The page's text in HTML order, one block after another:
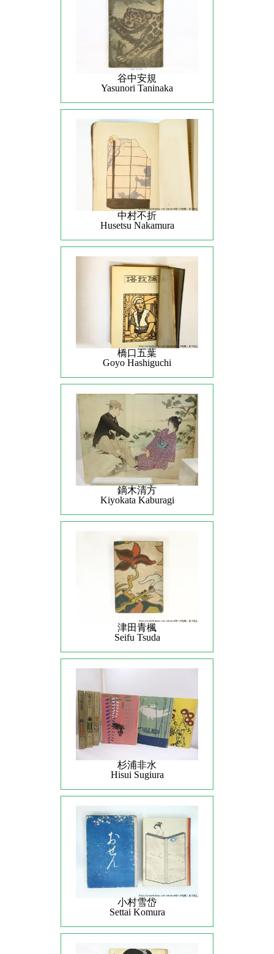
谷中安規
Yasunori Taninaka
中村不折
Husetsu Nakamura
橋口五葉
Goyo Hashiguchi
鏑木清方
Kiyokata Kaburagi
津田青楓
Seifu Tsuda
杉浦非水
Hisui Sugiura
小村雪岱
Settai Komura